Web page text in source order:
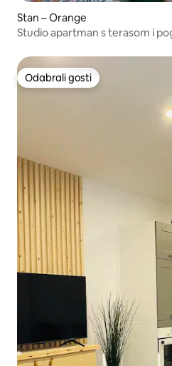
Stan – Orange
Studio apartman s terasom i
Odabrali gosti
Odabrali gosti